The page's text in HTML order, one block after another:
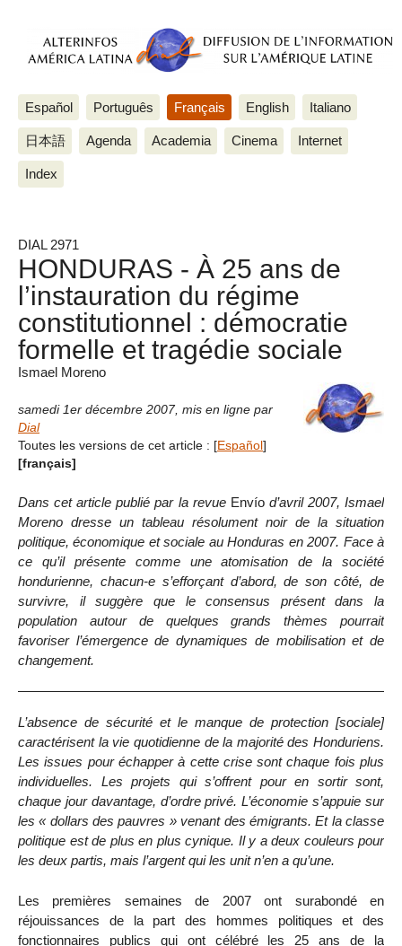
Español Português Français English Italiano
日本語 Agenda Academia Cinema Internet
Index
DIAL 2971
HONDURAS - À 25 ans de
l’instauration du régime
constitutionnel : démocratie
formelle et tragédie sociale
Ismael Moreno
samedi 1er décembre 2007, mis en ligne par
Dial
Toutes les versions de cet article : [Español]
[français]
Dans cet article publié par la revueEnvío d’avril 2007, Ismael
Moreno dresse un tableau résolument noir de la situation
politique, économique et sociale au Honduras en 2007. Face à
ce qu’il présente comme une atomisation de la société
hondurienne, chacun-e s’efforçant d’abord, de son côté, de
survivre, il suggère que le consensus présent dans la
population autour de quelques grands thèmes pourrait
favoriser l’émergence de dynamiques de mobilisation et de
changement.
L’absence de sécurité et le manque de protection [sociale]
caractérisent la vie quotidienne de la majorité des Honduriens.
Les issues pour échapper à cette crise sont chaque fois plus
individuelles. Les projets qui s’offrent pour en sortir sont,
chaque jour davantage, d’ordre privé. L’économie s’appuie sur
les « dollars des pauvres » venant des émigrants. Et la classe
politique est de plus en plus cynique. Il y a deux couleurs pour
les deux partis, mais l’argent qui les unit n’en a qu’une.
Les premières semaines de 2007 ont surabondé en
réjouissances de la part des hommes politiques et des
fonctionnaires publics qui ont célébré les 25 ans de la